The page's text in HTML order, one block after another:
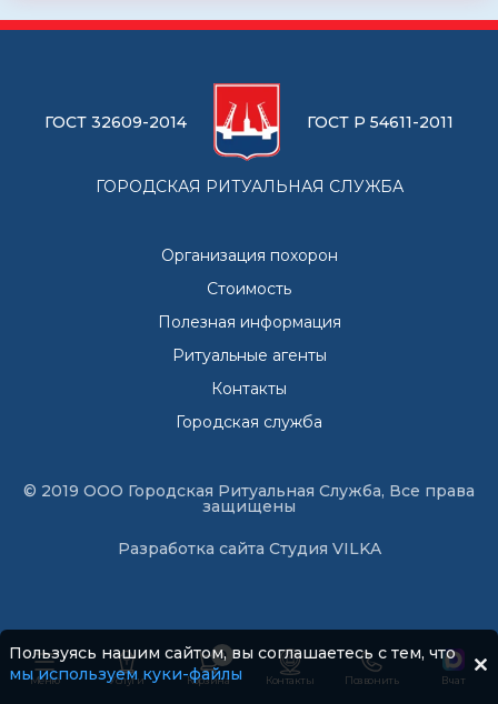
ГОСТ 32609-2014 ГОСТ Р 54611-2011
ГОРОДСКАЯ РИТУАЛЬНАЯ СЛУЖБА
Организация похорон
Стоимость
Полезная информация
Ритуальные агенты
Контакты
Городская служба
© 2019 ООО Городская Ритуальная Служба, Все права
защищены
Разработка сайта Студия VILKA
Меню Услуги
0
Корзина Контакты Позвонить В чат
Пользуясь нашим сайтом, вы соглашаетесь с тем, что
мы используем куки-файлы